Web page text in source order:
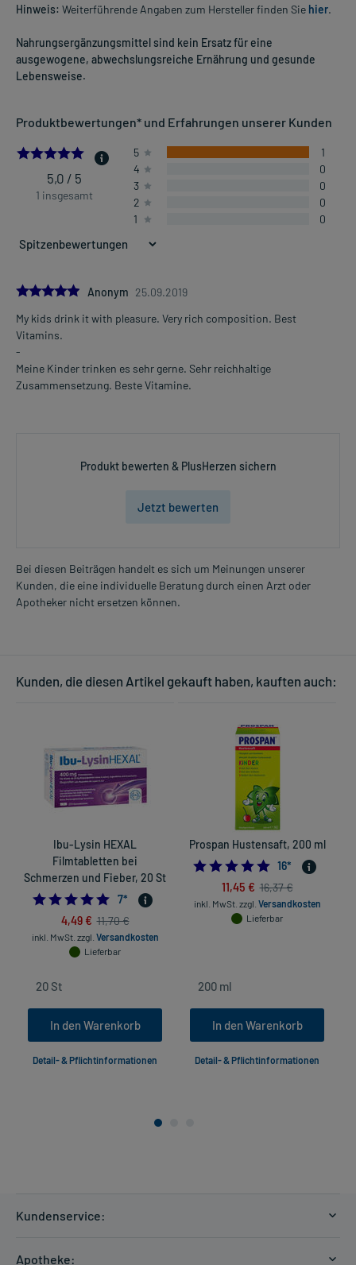
Hinweis: Weiterführende Angaben zum Hersteller finden Sie hier.
Nahrungsergänzungsmittel sind kein Ersatz für eine
ausgewogene, abwechslungsreiche Ernährung und gesunde
Lebensweise.
Produktbewertungen* und Erfahrungen unserer Kunden
5.0
5,0 / 5
1 insgesamt
5
1
4
0
3
0
2
0
1
0
5.0Anonym 25.09.2019
My kids drink it with pleasure. Very rich composition. Best
Vitamins.
-
Meine Kinder trinken es sehr gerne. Sehr reichhaltige
Zusammensetzung. Beste Vitamine.
Produkt bewerten & PlusHerzen sichern
Jetzt bewerten
Bei diesen Beiträgen handelt es sich um Meinungen unserer
Kunden, die eine individuelle Beratung durch einen Arzt oder
Apotheker nicht ersetzen können.
Kunden, die diesen Artikel gekauft haben, kauften auch:
Ibu-Lysin HEXAL
Filmtabletten bei
Schmerzen und Fieber, 20 St
5.0
7*
4,49 € 11,70 €
inkl. MwSt. zzgl. Versandkosten
Lieferbar
In den Warenkorb
Detail- & Pflichtinformationen
Prospan Hustensaft, 200 ml
4.875
16*
11,45 € 16,37 €
inkl. MwSt. zzgl. Versandkosten
Lieferbar
In den Warenkorb
Detail- & Pflichtinformationen
Kundenservice:
Apotheke: